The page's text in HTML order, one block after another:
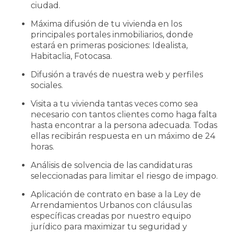
ciudad.
Máxima difusión de tu vivienda en los
principales portales inmobiliarios, donde
estará en primeras posiciones: Idealista,
Habitaclia, Fotocasa.
Difusión a través de nuestra web y perfiles
sociales.
Visita a tu vivienda tantas veces como sea
necesario con tantos clientes como haga falta
hasta encontrar a la persona adecuada. Todas
ellas recibirán respuesta en un máximo de 24
horas.
Análisis de solvencia de las candidaturas
seleccionadas para limitar el riesgo de impago.
Aplicación de contrato en base a la Ley de
Arrendamientos Urbanos con cláusulas
específicas creadas por nuestro equipo
jurídico para maximizar tu seguridad y